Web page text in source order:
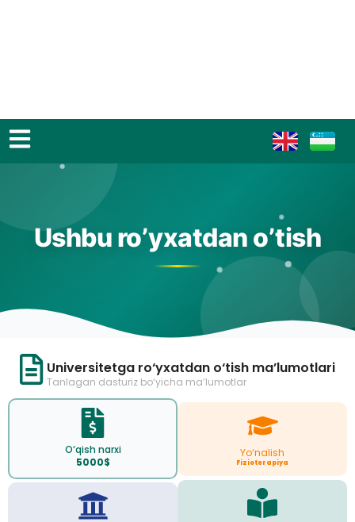
Ushbu ro’yxatdan o’tish
Universitetga ro‘yxatdan o‘tish ma’lumotlari
Tanlagan dasturiz bo‘yicha ma’lumotlar
O‘qish narxi
5000$
Yo‘nalish
Fizioterapiya